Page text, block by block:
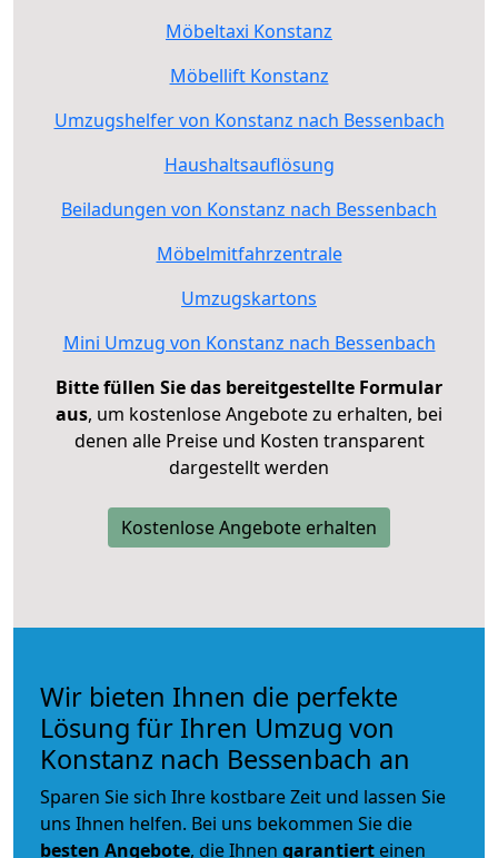
Möbeltaxi Konstanz
Möbellift Konstanz
Umzugshelfer von Konstanz nach Bessenbach
Haushaltsauflösung
Beiladungen von Konstanz nach Bessenbach
Möbelmitfahrzentrale
Umzugskartons
Mini Umzug von Konstanz nach Bessenbach
Bitte füllen Sie das bereitgestellte Formular
aus, um kostenlose Angebote zu erhalten, bei
denen alle Preise und Kosten transparent
dargestellt werden
Kostenlose Angebote erhalten
Wir bieten Ihnen die perfekte
Lösung für Ihren Umzug von
Konstanz nach Bessenbach an
Sparen Sie sich Ihre kostbare Zeit und lassen Sie
uns Ihnen helfen. Bei uns bekommen Sie die
besten Angebote, die Ihnen garantiert einen